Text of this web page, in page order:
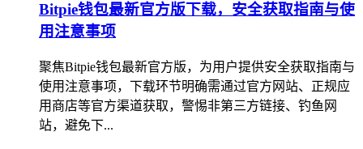
Bitpie钱包最新官方版下载，安全获取指南与使
用注意事项
聚焦Bitpie钱包最新官方版，为用户提供安全获取指南与
使用注意事项，下载环节明确需通过官方网站、正规应
用商店等官方渠道获取，警惕非第三方链接、钓鱼网
站，避免下...